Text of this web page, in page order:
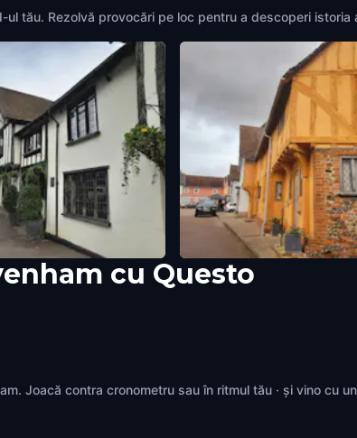
tău. Rezolvă provocări pe loc pentru a descoperi
Little Hall
cu Questo
Joacă contra cronometru sau în ritmul tău · și vino cu